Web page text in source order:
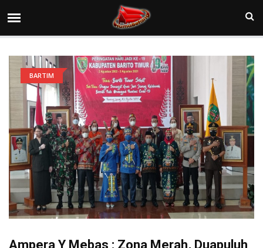
BARTIM
Ampera Y Mebas : Zona Merah, Duapuluh